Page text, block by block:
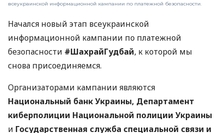
всеукраинской информационной кампании по платежной безопасности.
Начался новый этап всеукраинской
информационной кампании по платежной
безопасности #ШахрайГудбай, к которой мы
снова присоединяемся.
Организаторами кампании являются
Национальный банк Украины, Департамент
киберполиции Национальной полиции Украины
и Государственная служба специальной связи и